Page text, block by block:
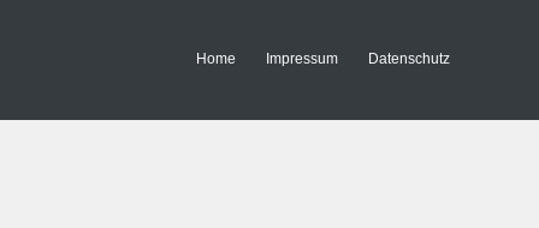
Home Impressum Datenschutz